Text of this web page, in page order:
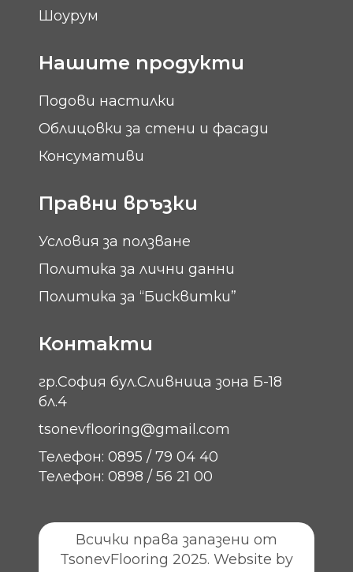
Шоурум
Нашите продукти
Подови настилки
Облицовки за стени и фасади
Консумативи
Правни връзки
Условия за ползване
Политика за лични данни
Политика за “Бисквитки”
Контакти
гр.София бул.Сливница зона Б-18
бл.4
tsonevflooring@gmail.com
Телефон: 0895 / 79 04 40
Телефон: 0898 / 56 21 00
Всички права запазени от
TsonevFlooring 2025. Website by